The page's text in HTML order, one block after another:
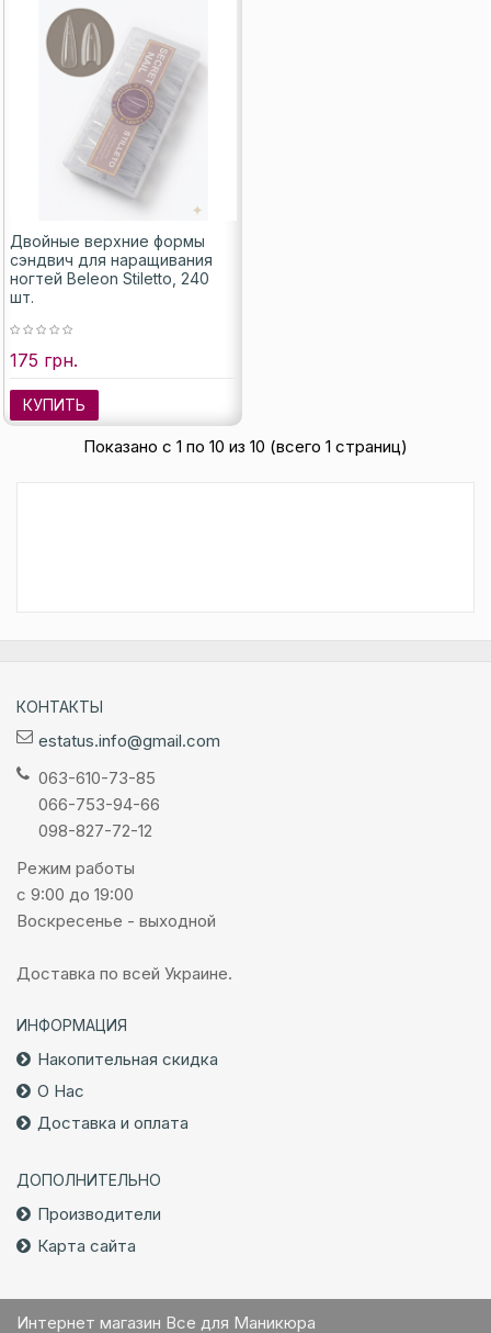
Двойные верхние формы
сэндвич для наращивания
ногтей Beleon Stiletto, 240
шт.
175 грн.
КУПИТЬ
Показано с 1 по 10 из 10 (всего 1 страниц)
КОНТАКТЫ
estatus.info@gmail.com
063-610-73-85
066-753-94-66
098-827-72-12
Режим работы
с 9:00 до 19:00
Воскресенье - выходной
Доставка по всей Украине.
ИНФОРМАЦИЯ
Накопительная скидка
О Нас
Доставка и оплата
ДОПОЛНИТЕЛЬНО
Производители
Карта сайта
Интернет магазин Все для Маникюра